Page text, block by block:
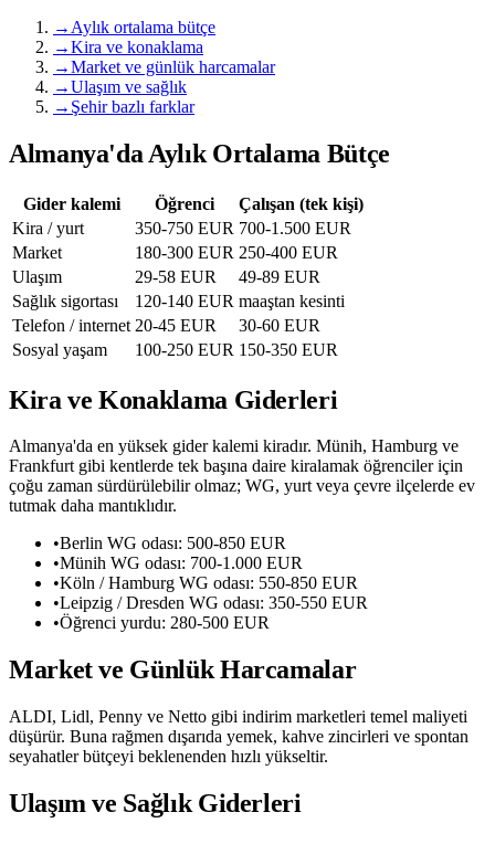
→ Aylık ortalama bütçe
→Kira ve konaklama
→Market ve günlük harcamalar
→Ulaşım ve sağlık
→ Şehir bazlı farklar
Almanya'da Aylık Ortalama Bütçe
Gider kalemi Öğrenci
Çalışan (tek kişi)
Kira / yurt
350-750 EUR 700-1.500 EUR
Market
180-300 EUR 250-400 EUR
Ulaşım
29-58 EUR
49-89 EUR
Sağlık sigortası
120-140 EUR maaştan kesinti
Telefon / internet 20-45 EUR
30-60 EUR
Sosyal yaşam
100-250 EUR 150-350 EUR
Kira ve Konaklama Giderleri
Almanya'da en yüksek gider kalemi kiradır. Münih, Hamburg ve
Frankfurt gibi kentlerde tek başına daire kiralamak öğrenciler için
çoğu zaman sürdürülebilir olmaz; WG, yurt veya çevre ilçelerde ev
tutmak daha mantıklıdır.
•Berlin WG odası: 500-850 EUR
•Münih WG odası: 700-1.000 EUR
•Köln / Hamburg WG odası: 550-850 EUR
•Leipzig / Dresden WG odası: 350-550 EUR
•Öğrenci yurdu: 280-500 EUR
Market ve Günlük Harcamalar
ALDI, Lidl, Penny ve Netto gibi indirim marketleri temel maliyeti
düşürür. Buna rağmen dışarıda yemek, kahve zincirleri ve spontan
seyahatler bütçeyi beklenenden hızlı yükseltir.
Ulaşım ve Sağlık Giderleri